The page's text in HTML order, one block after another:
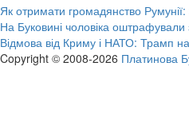
Як отримати громадянство
На Буковині чоловіка
Відмова від Криму і НАТО: Трамп
Copyright © 2008-2026 Платинова